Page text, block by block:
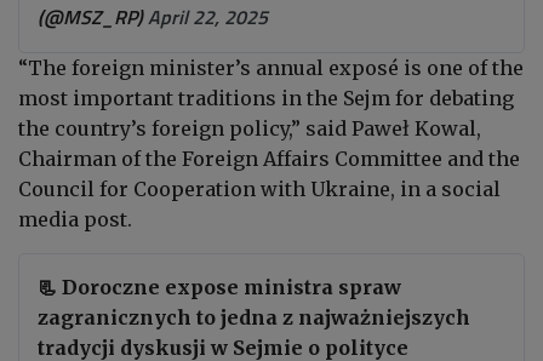
(@MSZ_RP)April 22, 2025
“The foreign minister’s annual exposé is one of the
most important traditions in the Sejm for debating
the country’s foreign policy,” said Paweł Kowal,
Chairman of the Foreign Affairs Committee and the
Council for Cooperation with Ukraine, in a social
media post.
📃 Doroczne expose ministra spraw
zagranicznych to jedna z najważniejszych
tradycji dyskusji w Sejmie o polityce